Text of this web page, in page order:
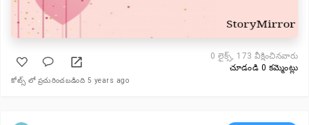
0 లైక్స్, 173 వీక్షించినవారు
చూడండి 0 కమ్మెంట్లు
కోట్స్ లో ప్రచురించబడింది 5 years ago